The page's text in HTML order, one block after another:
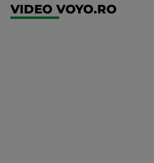
VIDEO VOYO.RO